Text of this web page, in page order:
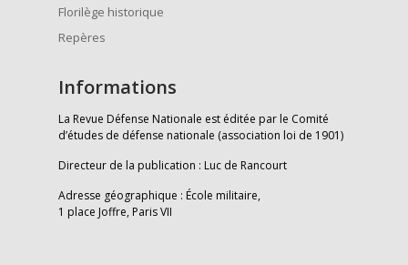
Florilège historique
Repères
Informations
La Revue Défense Nationale est éditée par le Comité
d’études de défense nationale (association loi de 1901)
Directeur de la publication : Luc de Rancourt
Adresse géographique : École militaire,
1 place Joffre, Paris VII